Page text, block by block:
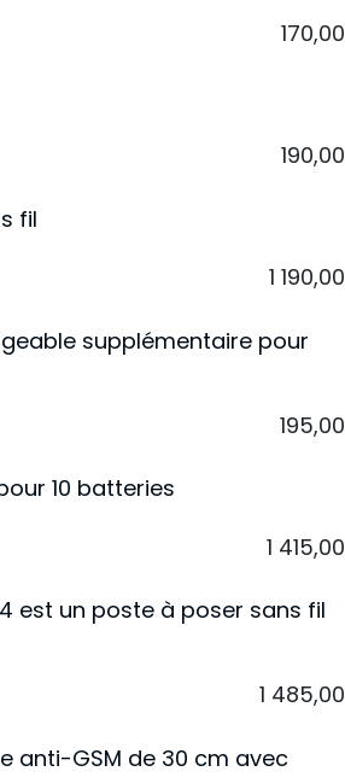
170,00
190,00
fil
1 190,00
supplémentaire pour
195,00
10 batteries
1 415,00
est un poste à poser sans fil
1 485,00
anti-GSM de 30 cm avec